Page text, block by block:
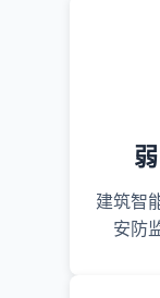
建筑智
安防